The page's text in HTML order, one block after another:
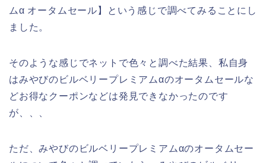
ムα オータムセール】という感じで調べてみることにし
ました。
そのような感じでネットで色々と調べた結果、私自身
はみやびのビルベリープレミアムαのオータムセールな
どお得なクーポンなどは発見できなかったのです
が、、、
ただ、みやびのビルベリープレミアムαのオータムセー